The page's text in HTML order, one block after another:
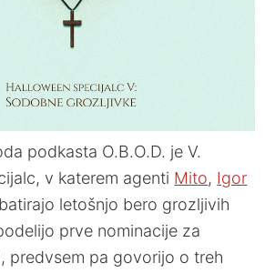
podkasta O.B.O.D. je V.
v katerem agenti Mito, Igor
letošnjo bero grozljivih
prve nominacije za
predvsem pa govorijo o treh